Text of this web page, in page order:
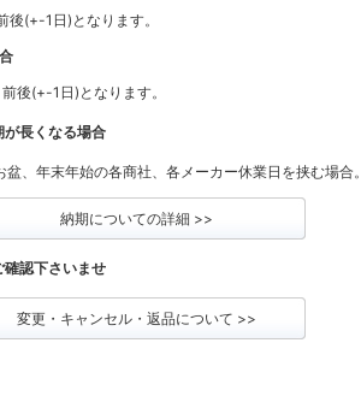
後(+-1日)となります。
前後(+-1日)となります。
が長くなる場合
盆、年末年始の各商社、各メーカー休業日を挟む場合。
納期についての詳細 >>
確認下さいませ
変更・キャンセル・返品について >>